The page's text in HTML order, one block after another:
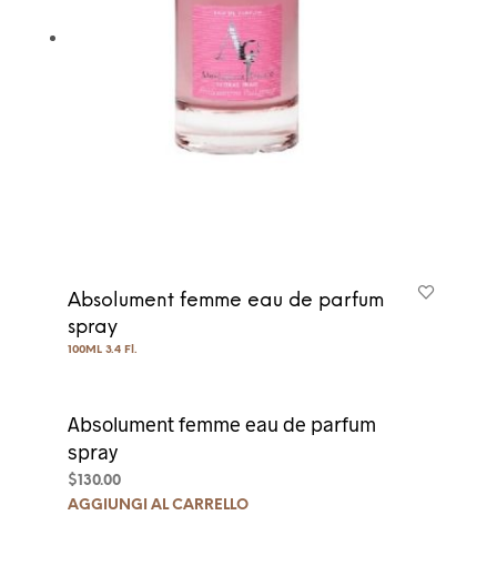
Absolument femme eau de parfum
spray
100ML 3.4 Fl.
Absolument femme eau de parfum
spray
$130.00
AGGIUNGI AL CARRELLO